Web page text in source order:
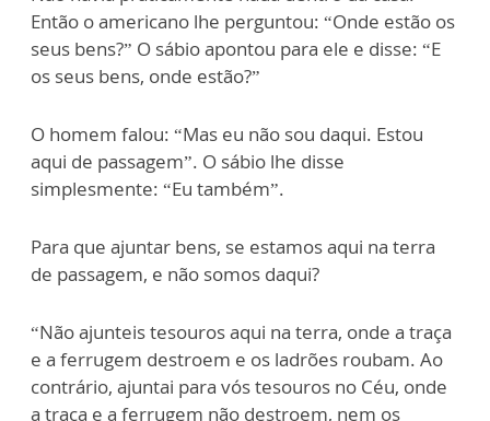
Então o americano lhe perguntou: “Onde estão os
seus bens?” O sábio apontou para ele e disse: “E
os seus bens, onde estão?”
O homem falou: “Mas eu não sou daqui. Estou
aqui de passagem”. O sábio lhe disse
simplesmente: “Eu também”.
Para que ajuntar bens, se estamos aqui na terra
de passagem, e não somos daqui?
“Não ajunteis tesouros aqui na terra, onde a traça
e a ferrugem destroem e os ladrões roubam. Ao
contrário, ajuntai para vós tesouros no Céu, onde
a traça e a ferrugem não destroem, nem os